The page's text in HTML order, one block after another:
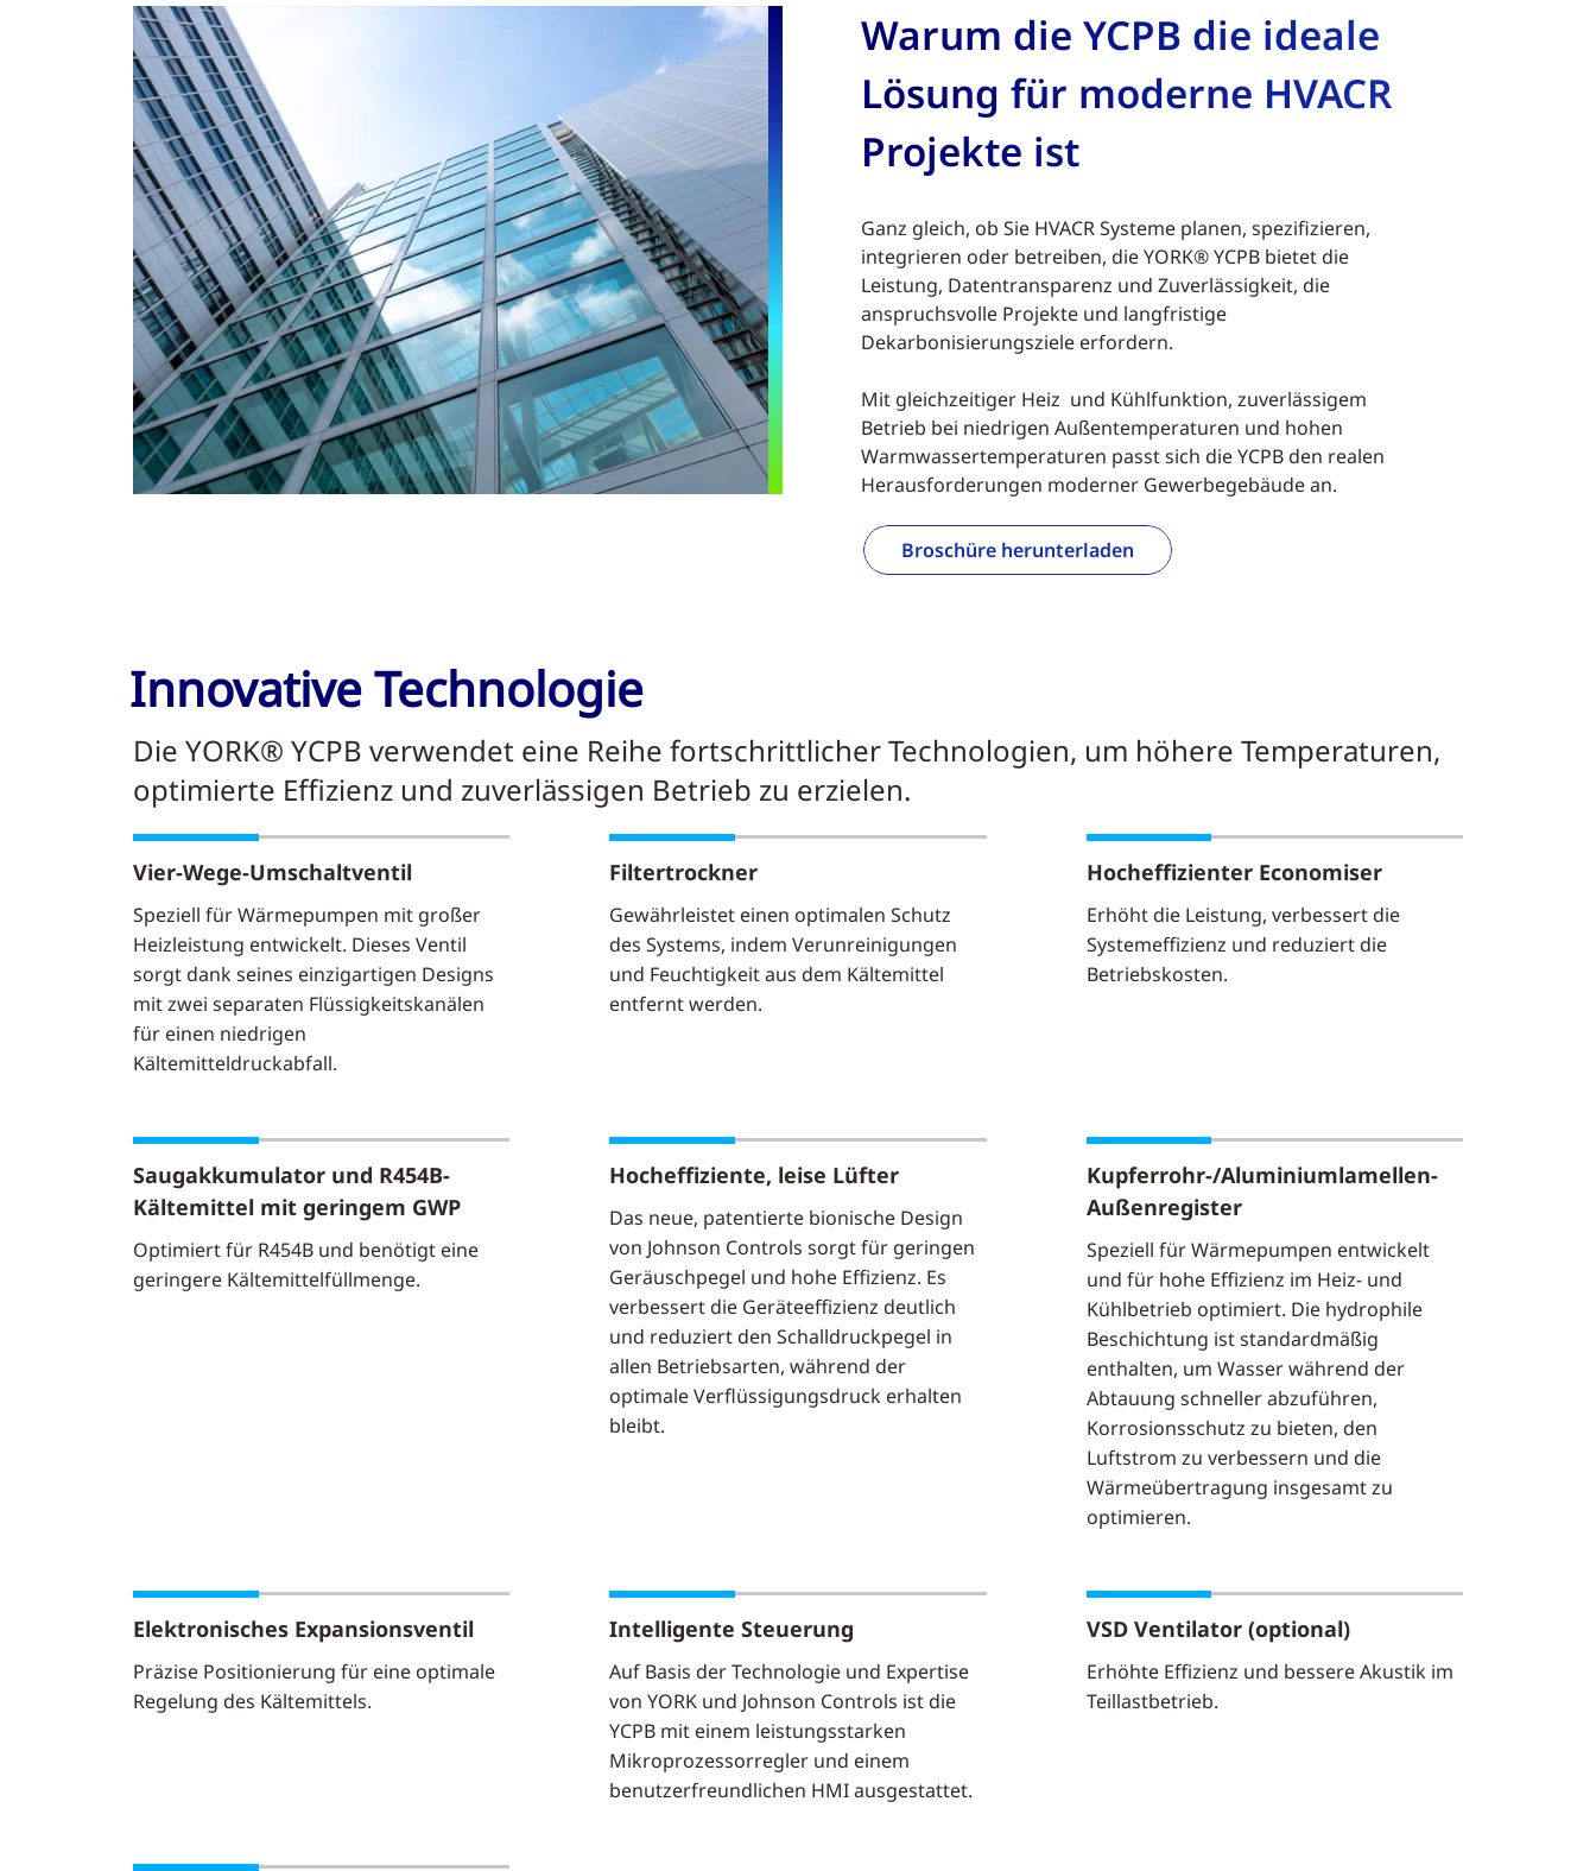
Warum die YCPB die ideale
Lösung für moderne HVACR
Projekte ist
Ganz gleich, ob Sie HVACR Systeme planen, spezifizieren,
integrieren oder betreiben, die YORK® YCPB bietet die
Leistung, Datentransparenz und Zuverlässigkeit, die
anspruchsvolle Projekte und langfristige
Dekarbonisierungsziele erfordern.
Mit gleichzeitiger Heiz und Kühlfunktion, zuverlässigem
Betrieb bei niedrigen Außentemperaturen und hohen
Warmwassertemperaturen passt sich die YCPB den realen
Herausforderungen moderner Gewerbegebäude an.
Broschüre herunterladen
Innovative Technologie
Die YORK® YCPB verwendet eine Reihe fortschrittlicher Technologien, um höhere Temperaturen,
optimierte Effizienz und zuverlässigen Betrieb zu erzielen.
Vier-Wege-Umschaltventil
Speziell für Wärmepumpen mit großer
Heizleistung entwickelt. Dieses Ventil
sorgt dank seines einzigartigen Designs
mit zwei separaten Flüssigkeitskanälen
für einen niedrigen
Kältemitteldruckabfall.
Filtertrockner
Gewährleistet einen optimalen Schutz
des Systems, indem Verunreinigungen
und Feuchtigkeit aus dem Kältemittel
entfernt werden.
Hocheffizienter Economiser
Erhöht die Leistung, verbessert die
Systemeffizienz und reduziert die
Betriebskosten.
Saugakkumulator und R454B-
Kältemittel mit geringem GWP
Optimiert für R454B und benötigt eine
geringere Kältemittelfüllmenge.
Hocheffiziente, leise Lüfter
Das neue, patentierte bionische Design
von Johnson Controls sorgt für geringen
Geräuschpegel und hohe Effizienz. Es
verbessert die Geräteeffizienz deutlich
und reduziert den Schalldruckpegel in
allen Betriebsarten, während der
optimale Verflüssigungsdruck erhalten
bleibt.
Kupferrohr-/Aluminiumlamellen-
Außenregister
Speziell für Wärmepumpen entwickelt
und für hohe Effizienz im Heiz- und
Kühlbetrieb optimiert. Die hydrophile
Beschichtung ist standardmäßig
enthalten, um Wasser während der
Abtauung schneller abzuführen,
Korrosionsschutz zu bieten, den
Luftstrom zu verbessern und die
Wärmeübertragung insgesamt zu
optimieren.
Elektronisches Expansionsventil
Präzise Positionierung für eine optimale
Regelung des Kältemittels.
Intelligente Steuerung
Auf Basis der Technologie und Expertise
von YORK und Johnson Controls ist die
YCPB mit einem leistungsstarken
Mikroprozessorregler und einem
benutzerfreundlichen HMI ausgestattet.
VSD Ventilator (optional)
Erhöhte Effizienz und bessere Akustik im
Teillastbetrieb.